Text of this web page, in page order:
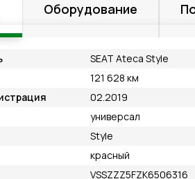
Оборудование
SEAT Ateca Style
121 628 км
02.2019
универсал
Style
красный
VSSZZZ5FZK6506316